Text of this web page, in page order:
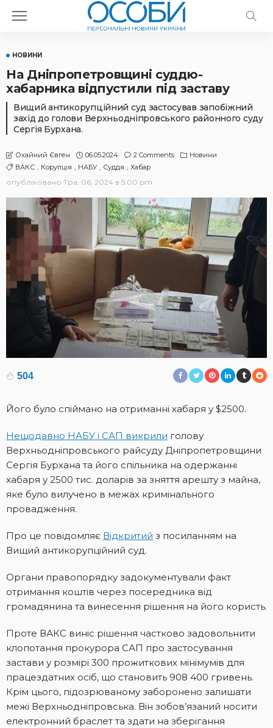
НОВИНИ
На Дніпропетровщині суддю-
хабарника відпустили під заставу
Вищий антикорупційний суд застосував запобіжний
захід до голови Верхньодніпровського районного суду
Сергія Бурхана.
Охайний Євген 06.05.2024 2 Comments
Новини
ВАКС
Корупція НАБУ Суддя Хабар
опубліковано Тра. 06, 2024 в 5:00 pm
504
Його було спіймано на отриманні хабаря у $2500.
Нещодавно НАБУ і САП викрили голову
Верхньодніпровського райсуду Дніпропетровщини
Сергія Бурхана та його спільника на одержанні
хабаря у 2500 тис. доларів за зняття арешту з майна,
яке було вилучено в межах кримінального
провадження.
Про це повідомляє Відкритий з посиланням на
Вищий антикорупційний суд.
Органи правопорядку задокументували факт
отримання коштів через посередника від
громадянина та винесення рішення на його користь.
Проте ВАКС виніс рішення частково задовольнити
клопотання прокурора САП про застосування
застави у розмірі 300 прожиткових мінімумів для
працездатних осіб, що становить 908 400 гривень.
Крім цього, підозрюваному заборонено залишати
межі Верхньодніпровська. Він зобов’язаний носити
електронний браслет та здати на зберігання